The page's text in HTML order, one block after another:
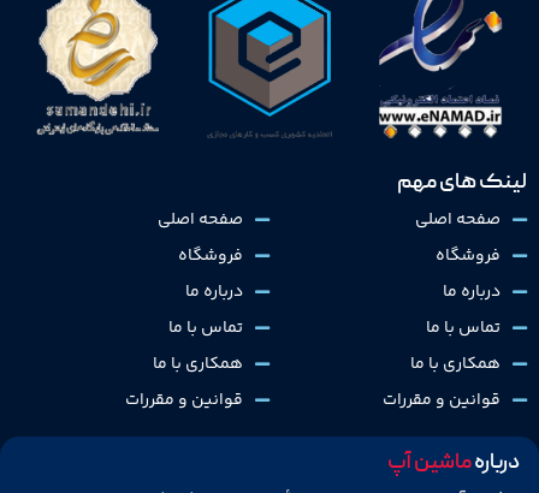
دربارهماشین آپ
لینک های مهم
صفحه اصلی
فروشگاه
درباره ما
تماس با ما
همکاری با ما
قوانین و مقررات
صفحه اصلی
فروشگاه
درباره ما
تماس با ما
همکاری با ما
قوانین و مقررات